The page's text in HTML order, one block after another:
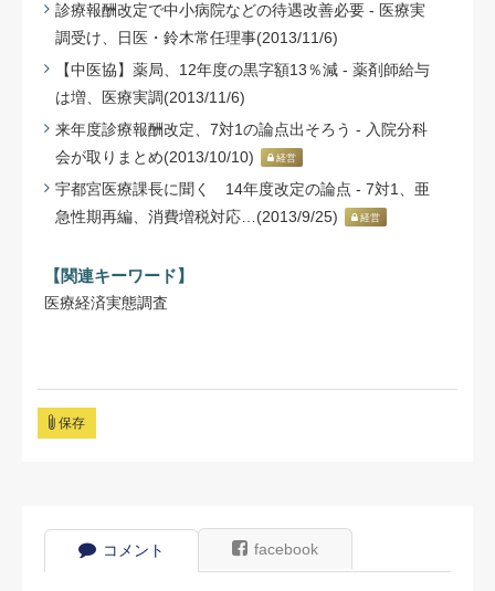
診療報酬改定で中小病院などの待遇改善必要 - 医療実
調受け、日医・鈴木常任理事(2013/11/6)
【中医協】薬局、12年度の黒字額13％減 - 薬剤師給与
は増、医療実調(2013/11/6)
来年度診療報酬改定、7対1の論点出そろう - 入院分科
会が取りまとめ(2013/10/10)
経営
宇都宮医療課長に聞く 14年度改定の論点 - 7対1、亜
急性期再編、消費増税対応…(2013/9/25)
経営
【関連キーワード】
医療経済実態調査
保存
コメント facebook